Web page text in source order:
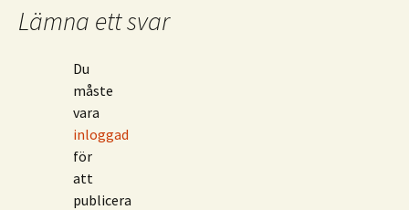
Lämna ett svar
Du
måste
vara
inloggad
för
att
publicera